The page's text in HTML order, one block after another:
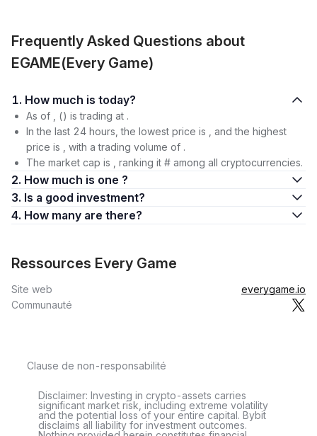
Frequently Asked Questions about
EGAME(Every Game)
1. How much is today?
As of , () is trading at .
In the last 24 hours, the lowest price is , and the highest
price is , with a trading volume of .
The market cap is , ranking it # among all cryptocurrencies.
2. How much is one ?
3. Is a good investment?
4. How many are there?
Ressources Every Game
Site web
everygame.io
Communauté
Clause de non-responsabilité
Disclaimer: Investing in crypto-assets carries
significant market risk, including extreme volatility
and the potential loss of your entire capital. Bybit
disclaims all liability for investment outcomes.